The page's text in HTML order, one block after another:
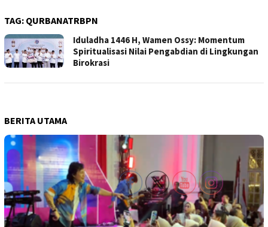
TAG: QURBANATRBPN
Iduladha 1446 H, Wamen Ossy: Momentum
Spiritualisasi Nilai Pengabdian di Lingkungan
Birokrasi
BERITA UTAMA